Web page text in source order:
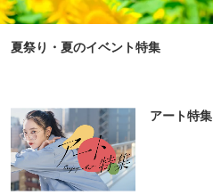
夏祭り・夏のイベント特集
アート特集